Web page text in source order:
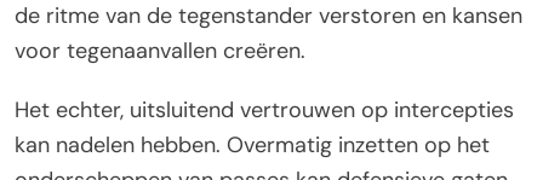
de ritme van de tegenstander verstoren en kansen
voor tegenaanvallen creëren.
Het echter, uitsluitend vertrouwen op intercepties
kan nadelen hebben. Overmatig inzetten op het